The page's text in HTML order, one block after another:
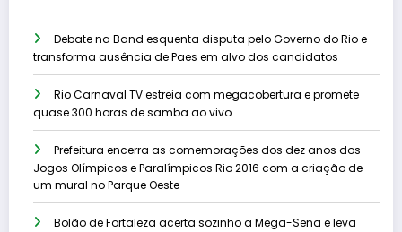
Debate na Band esquenta disputa pelo Governo do Rio e
transforma ausência de Paes em alvo dos candidatos
Rio Carnaval TV estreia com megacobertura e promete
quase 300 horas de samba ao vivo
Prefeitura encerra as comemorações dos dez anos dos
Jogos Olímpicos e Paralímpicos Rio 2016 com a criação de
um mural no Parque Oeste
Bolão de Fortaleza acerta sozinho a Mega-Sena e leva